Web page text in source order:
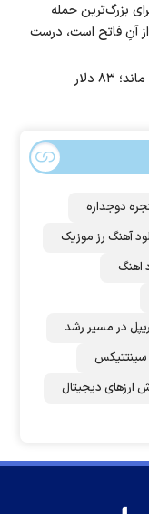
بزرگ‌ترین حمله
از آنِ فاتح است، درست
دلار
دوجداره
آهنگ رز‌ موزیک
اهنگ
ریپل در مسیر رشد
سینتتیکس
ارزهای دیجیتال